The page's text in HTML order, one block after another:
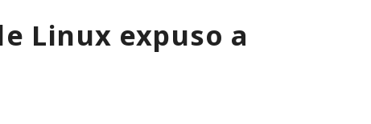
Linux expuso a